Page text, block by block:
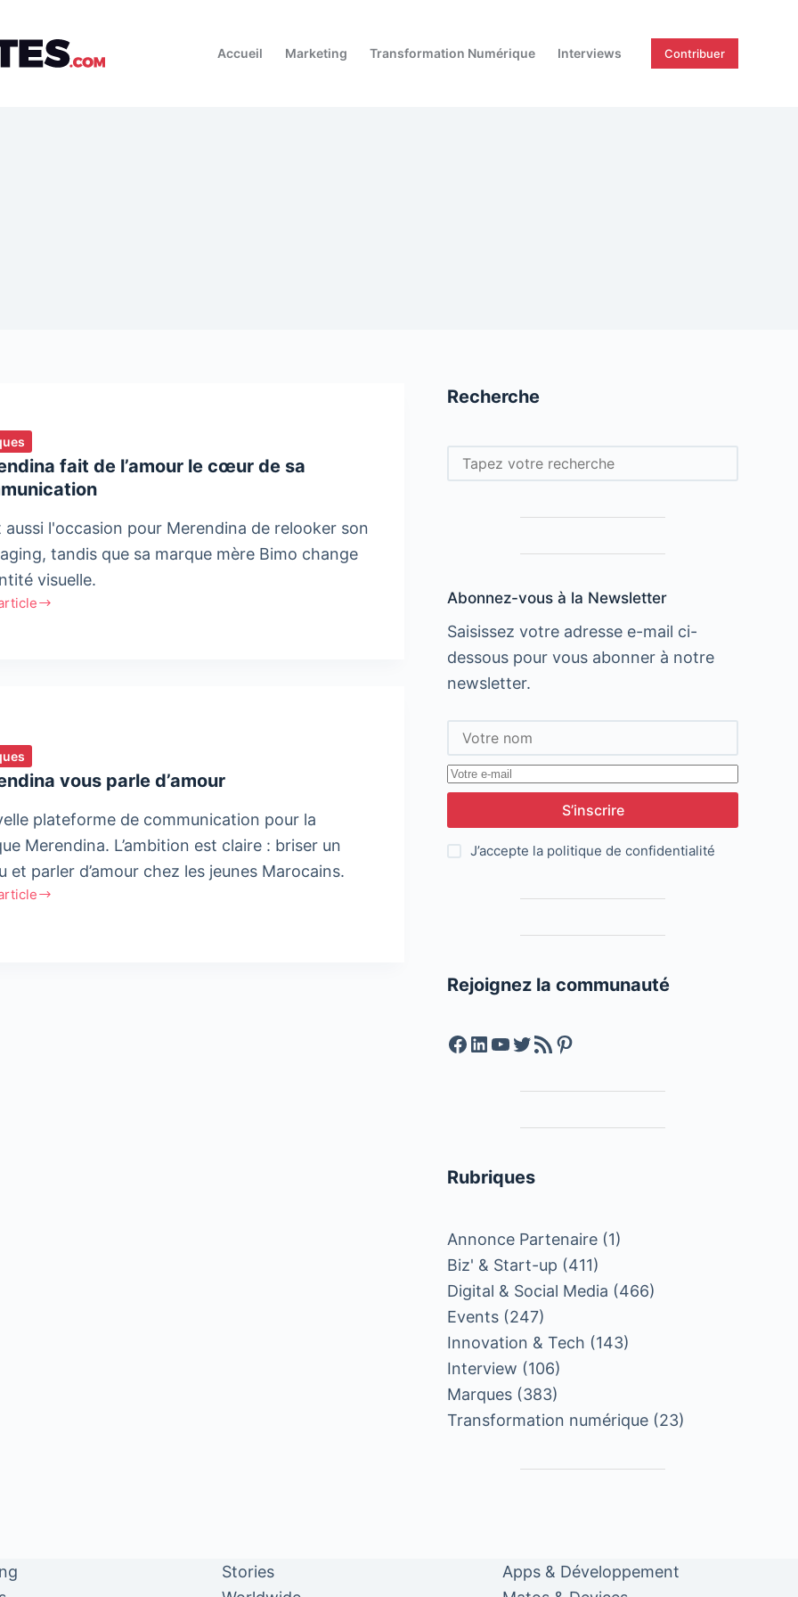
Accueil Marketing Transformation Numérique Interviews Contribuer
fait de l’amour le cœur de sa
aussi l'occasion pour Merendina de relooker son
tandis que sa marque mère Bimo change
visuelle.
vous parle d’amour
plateforme de communication pour la
Merendina. L’ambition est claire : briser un
et parler d’amour chez les jeunes Marocains.
Recherche
Rechercher
Abonnez-vous à la Newsletter
Saisissez votre adresse e-mail ci-
dessous pour vous abonner à notre
newsletter.
S’inscrire
J’accepte la politique de confidentialité
Rejoignez la communauté
Facebook
LinkedIn
YouTube
Twitter
Feed RSSPinterest
Rubriques
Annonce Partenaire (1)
Biz' & Start-up (411)
Digital & Social Media (466)
Events (247)
Innovation & Tech (143)
Interview (106)
Marques (383)
Transformation numérique (23)
Stories
Apps & Développement